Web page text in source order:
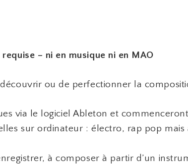
– ni en musique ni en MAO
ou de perfectionner la
via le logiciel Ableton et
sur ordinateur : électro, rap pop mais
à composer à partir d’un